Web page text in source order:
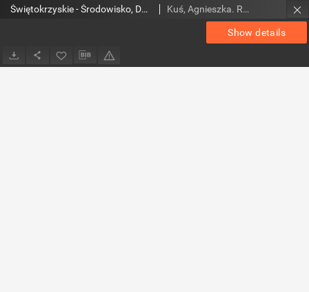
Show details
Świętokrzyskie - Środowisko, Dziedzictwo Kulturowe, Edukacja Regionalna, nr 35 (39) Kuś, Agnieszka. Red.